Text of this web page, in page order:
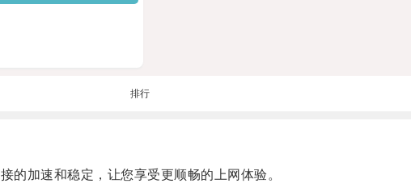
排行
加速和稳定，让您享受更顺畅的上网体验。